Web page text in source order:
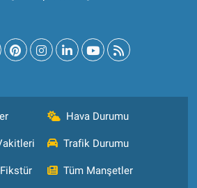
Hava Durumu
Trafik Durumu
Tüm Manşetler